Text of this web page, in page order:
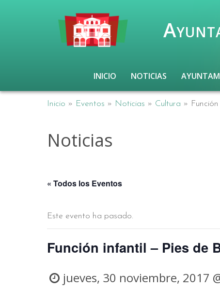
INICIO NOTICIAS
Inicio » Eventos » Noticias » Cultura »
Noticias
« Todos los Eventos
Este evento ha pasado.
Función infantil – Pies de
jueves, 30 noviembre, 2017